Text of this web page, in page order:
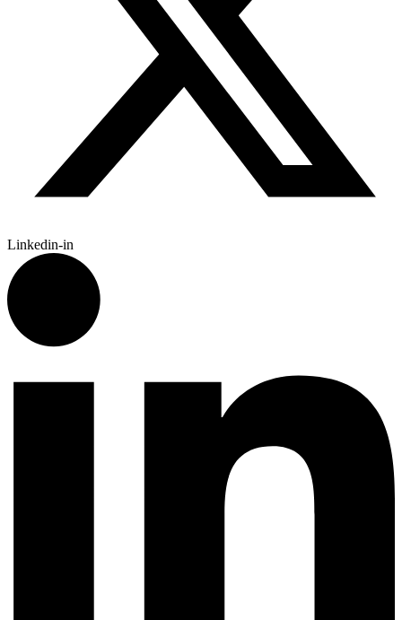
Linkedin-in